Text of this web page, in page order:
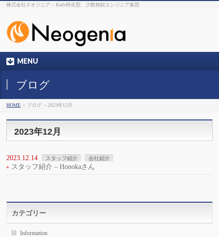
株式会社ネオジニア – Rails特化型、少数精鋭エンジニア集団
MENU
ブログ
HOME » ブログ » 2023年12月
2023年12月
2023.12.14 スタッフ紹介 会社紹介
スタッフ紹介 – Honokaさん
カテゴリー
Information